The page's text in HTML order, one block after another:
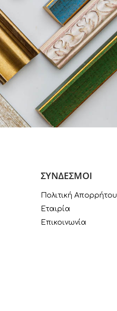
ΣΥΝΔΕΣΜΟΙ
Πολιτική Απορρήτου
Εταιρία
Επικοινωνία